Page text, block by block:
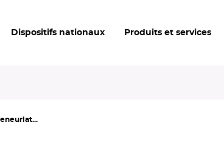
Dispositifs nationaux Produits et services